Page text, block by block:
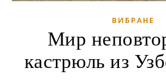
ВИБРАНЕ
Мир
кастрюль из